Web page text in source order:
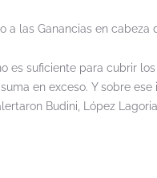
a las Ganancias en cabeza
es suficiente para cubrir
en exceso. Y sobre
Budini, López